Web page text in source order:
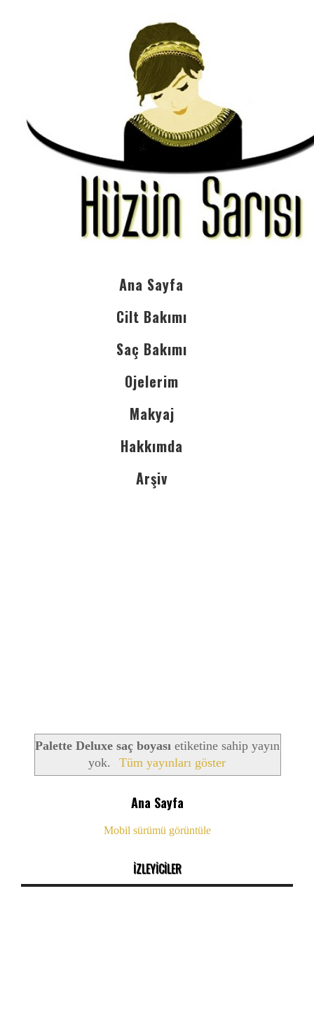
Ana Sayfa
Cilt Bakımı
Saç Bakımı
Ojelerim
Makyaj
Hakkımda
Arşiv
Palette Deluxe saç boyası etiketine sahip yayın
yok.
Tüm yayınları göster
Ana Sayfa
Mobil sürümü görüntüle
İZLEYİCİLER